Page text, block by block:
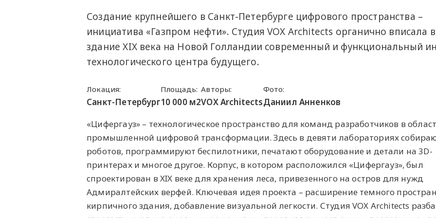
Создание крупнейшего в Санкт-Петербурге цифрового пространства –
инициатива «Газпром нефти». Студия VOX Architects органично вписала в
здание XIX века на Новой Голландии современный и функциональный
технологического центра будущего.
Локация:
Санкт-Петербург
Площадь:
10 000 м2
Авторы:
VOX Architects
Фото:
Даниил Анненков
«Цифергауз» – технологическое пространство для команд разработчиков в
промышленной цифровой трансформации. Здесь в девяти лабораториях
роботов, программируют беспилотники, печатают оборудование и детали на 3D-
принтерах и многое другое. Корпус, в котором расположился «Цифергауз», был
спроектирован в XIX веке для хранения леса, привезенного на остров для нужд
Адмиралтейских верфей. Ключевая идея проекта – расширение темного
кирпичного здания, добавление визуальной легкости. Студия VOX Architects